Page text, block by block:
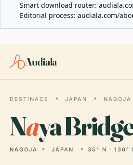
Smart download router:
Editorial process: audiala.com/
Audiala
DESTINACE JAPAN NAGOJA
Naya
NAGOJA JAPAN 35° N · 136°